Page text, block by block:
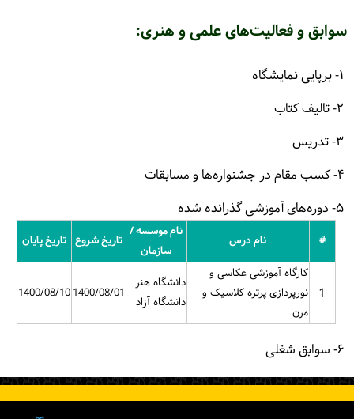
سوابق و فعالیت‌های علمی و هنری:
۱- برپایی نمایشگاه
۲- تالیف کتاب
۳- تدریس
۴- کسب مقام در جشنواره‌ها و مسابقات
۵- دوره‌های آموزشی گذرانده شده
# نام درس
نام موسسه /
سازمان
تاریخ شروع تاریخ پایان
1
کارگاه آموزشی عکاسی و
نورپردازی پرتره کلاسیک و
مرن
دانشگاه هنر
دانشگاه آزاد
1400/08/01
1400/08/10
۶- سوابق شغلی